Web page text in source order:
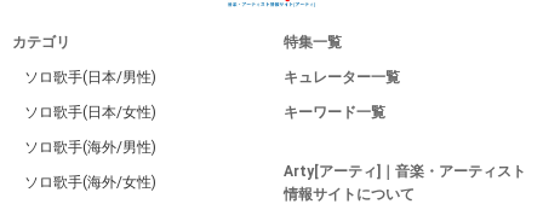
カテゴリ
ソロ歌手(日本/男性)
ソロ歌手(日本/女性)
ソロ歌手(海外/男性)
ソロ歌手(海外/女性)
特集一覧
キュレーター一覧
キーワード一覧
Arty[アーティ]｜音楽・アーティスト
情報サイトについて